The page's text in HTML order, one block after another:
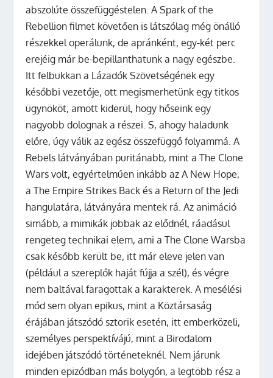
abszolúte összefüggéstelen. A Spark of the
Rebellion filmet követően is látszólag még önálló
részekkel operálunk, de apránként, egy-két perc
erejéig már be-bepillanthatunk a nagy egészbe.
Itt felbukkan a Lázadók Szövetségének egy
későbbi vezetője, ott megismerhetünk egy titkos
ügynököt, amott kiderül, hogy hőseink egy
nagyobb dolognak a részei. S, ahogy haladunk
előre, úgy válik az egész összefüggő folyammá. A
Rebels látványában puritánabb, mint a The Clone
Wars volt, egyértelműen inkább az A New Hope,
a The Empire Strikes Back és a Return of the Jedi
hangulatára, látványára mentek rá. Az animáció
simább, a mimikák jobbak az elődnél, ráadásul
rengeteg technikai elem, ami a The Clone Warsba
csak később került be, itt már eleve jelen van
(például a szereplők haját fújja a szél), és végre
nem baltával faragottak a karakterek. A mesélési
mód sem olyan epikus, mint a Köztársaság
érájában játszódó sztorik esetén, itt emberközeli,
személyes perspektívájú, mint a Birodalom
idejében játszódó történeteknél. Nem járunk
minden epizódban más bolygón, a legtöbb rész a